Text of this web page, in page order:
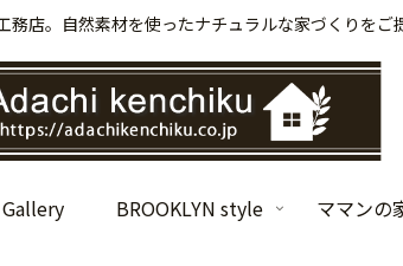
務店。自然素材を使ったナチュラルな家づくりをご
Gallery BROOKLYN style ママンの